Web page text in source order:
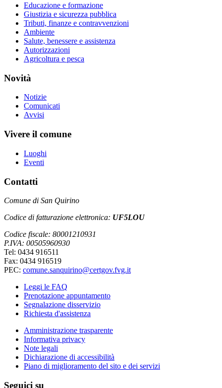
Educazione e formazione
Giustizia e sicurezza pubblica
Tributi, finanze e contravvenzioni
Ambiente
Salute, benessere e assistenza
Autorizzazioni
Agricoltura e pesca
Novità
Notizie
Comunicati
Avvisi
Vivere il comune
Luoghi
Eventi
Contatti
Comune di San Quirino
Codice di fatturazione elettronica: UF5LOU
Codice fiscale: 80001210931
P.IVA: 00505960930
Tel: 0434 916511
Fax: 0434 916519
PEC: comune.sanquirino@certgov.fvg.it
Leggi le FAQ
Prenotazione appuntamento
Segnalazione disservizio
Richiesta d'assistenza
Amministrazione trasparente
Informativa privacy
Note legali
Dichiarazione di accessibilità
Piano di miglioramento del sito e dei servizi
Seguici su